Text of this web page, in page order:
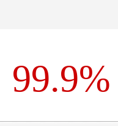
99.9%